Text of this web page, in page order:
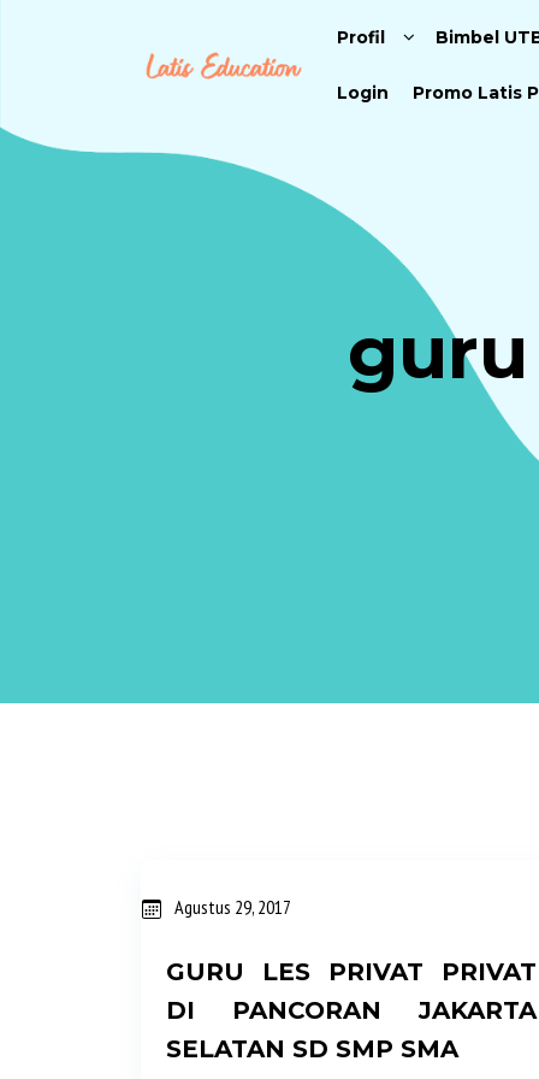
Profil Bimbel
Login Promo Latis
P Agustus 29, 2017
GURU LES PRIVAT PRIVAT
DI PANCORAN JAKARTA
SELATAN SD SMP SMA